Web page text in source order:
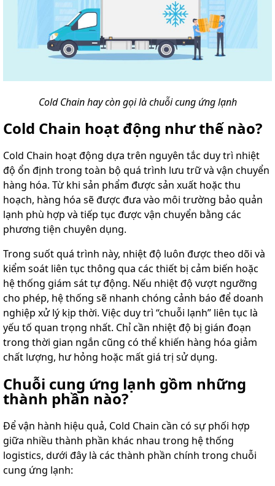
Cold Chain hay còn gọi là chuỗi cung ứng lạnh
Cold Chain hoạt động như thế nào?
Cold Chain hoạt động dựa trên nguyên tắc duy trì nhiệt
độ ổn định trong toàn bộ quá trình lưu trữ và vận chuyển
hàng hóa. Từ khi sản phẩm được sản xuất hoặc thu
hoạch, hàng hóa sẽ được đưa vào môi trường bảo quản
lạnh phù hợp và tiếp tục được vận chuyển bằng các
phương tiện chuyên dụng.
Trong suốt quá trình này, nhiệt độ luôn được theo dõi và
kiểm soát liên tục thông qua các thiết bị cảm biến hoặc
hệ thống giám sát tự động. Nếu nhiệt độ vượt ngưỡng
cho phép, hệ thống sẽ nhanh chóng cảnh báo để doanh
nghiệp xử lý kịp thời. Việc duy trì “chuỗi lạnh” liên tục là
yếu tố quan trọng nhất. Chỉ cần nhiệt độ bị gián đoạn
trong thời gian ngắn cũng có thể khiến hàng hóa giảm
chất lượng, hư hỏng hoặc mất giá trị sử dụng.
Chuỗi cung ứng lạnh gồm những
thành phần nào?
Để vận hành hiệu quả, Cold Chain cần có sự phối hợp
giữa nhiều thành phần khác nhau trong hệ thống
logistics, dưới đây là các thành phần chính trong chuỗi
cung ứng lạnh: